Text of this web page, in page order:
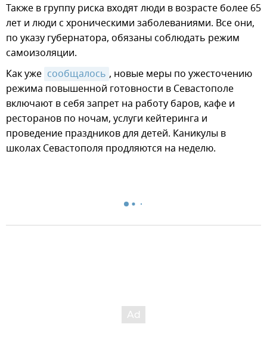
Также в группу риска входят люди в возрасте более 65
лет и люди с хроническими заболеваниями. Все они,
по указу губернатора, обязаны соблюдать режим
самоизоляции.
Как уже сообщалось , новые меры по ужесточению
режима повышенной готовности в Севастополе
включают в себя запрет на работу баров, кафе и
ресторанов по ночам, услуги кейтеринга и
проведение праздников для детей. Каникулы в
школах Севастополя продляются на неделю.